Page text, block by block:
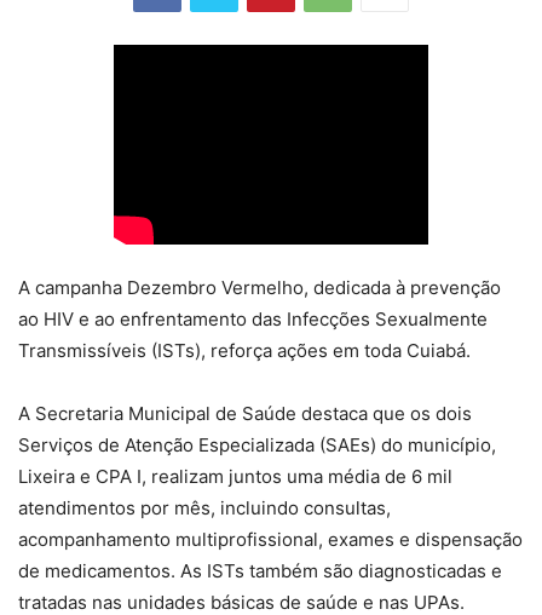
A campanha Dezembro Vermelho, dedicada à prevenção
ao HIV e ao enfrentamento das Infecções Sexualmente
Transmissíveis (ISTs), reforça ações em toda Cuiabá.
A Secretaria Municipal de Saúde destaca que os dois
Serviços de Atenção Especializada (SAEs) do município,
Lixeira e CPA I, realizam juntos uma média de 6 mil
atendimentos por mês, incluindo consultas,
acompanhamento multiprofissional, exames e dispensação
de medicamentos. As ISTs também são diagnosticadas e
tratadas nas unidades básicas de saúde e nas UPAs.